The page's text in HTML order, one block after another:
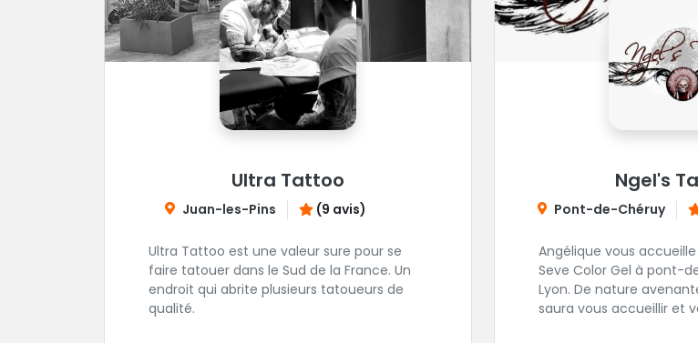
Ultra Tattoo
Juan-les-Pins (9 avis)
Ultra Tattoo est une valeur sure pour se
faire tatouer dans le Sud de la France. Un
endroit qui abrite plusieurs tatoueurs de
qualité.
Ngel's
Pont-de-Chéruy
Angélique vous
Seve Color Gel à pont-
Lyon. De nature avenante et souriante, elle
saura vous accueillir et